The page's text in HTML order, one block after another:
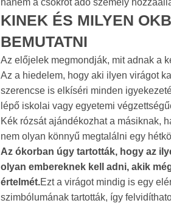
hanem a csokrot adó személy
KINEK ÉS MILYEN
BEMUTATNI
Az előjelek megmondják, mit adnak a
Az a hiedelem, hogy aki ilyen virágot
szerencse is elkíséri minden
lépő iskolai vagy egyetemi
Kék rózsát ajándékozhat a másiknak,
nem olyan könnyű megtalálni egy
Az ókorban úgy tartották, hogy az
olyan embereknek kell adni, akik
értelmét.Ezt a virágot mindig is egy
szimbólumának tartották, így